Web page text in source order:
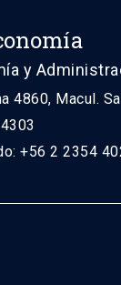
y
4860, Macul.
+56 2 2354